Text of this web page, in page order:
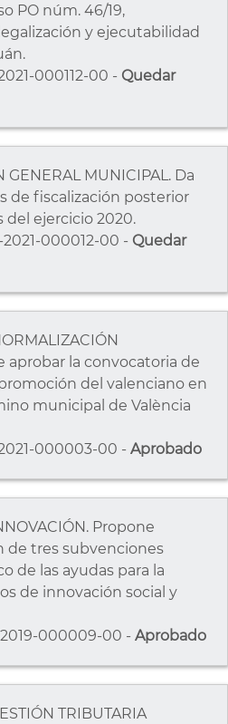
PO núm. 46/19,
y ejecutabilidad
000112-00 - Quedar
GENERAL MUNICIPAL. Da
de fiscalización posterior
del ejercicio 2020.
000012-00 - Quedar
aprobar la convocatoria de
del valenciano en
municipal de València
000003-00 - Aprobado
Propone
de tres subvenciones
de las ayudas para la
de innovación social y
000009-00 - Aprobado
TRIBUTARIA